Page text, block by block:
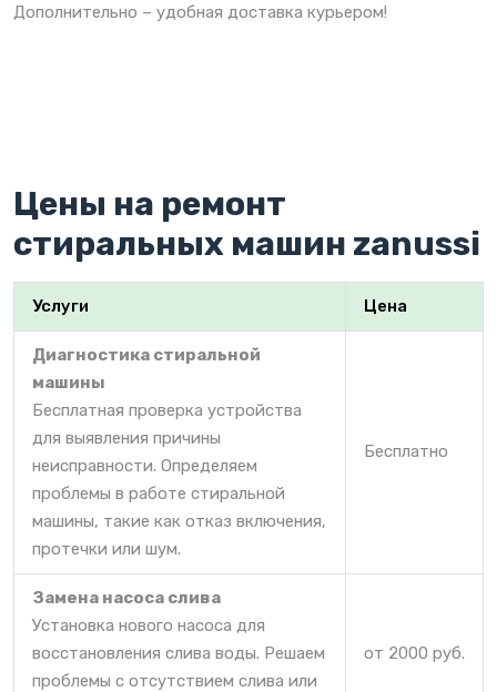
Дополнительно – удобная доставка курьером!
Цены на ремонт
стиральных машин zanussi
Услуги Цена
Диагностика стиральной
машины
Бесплатная проверка устройства
для выявления причины
неисправности. Определяем
проблемы в работе стиральной
машины, такие как отказ включения,
протечки или шум.
Бесплатно
Замена насоса слива
Установка нового насоса для
восстановления слива воды. Решаем
проблемы с отсутствием слива или
от 2000 руб.